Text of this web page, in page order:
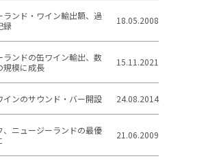
ランド・ワイン輸出額、過
録
18.05.2008
ランドの缶ワイン輸出、数
規模に成長
15.11.2021
インのサウンド・バー開設 24.08.2014
、ニュージーランドの最優
21.06.2009